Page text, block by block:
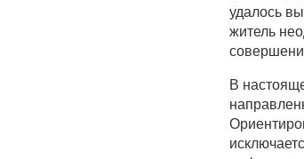
удалось
житель
В